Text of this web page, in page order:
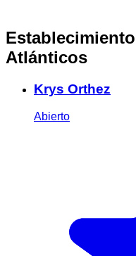
Atlánticos
Krys Orthez
Abierto